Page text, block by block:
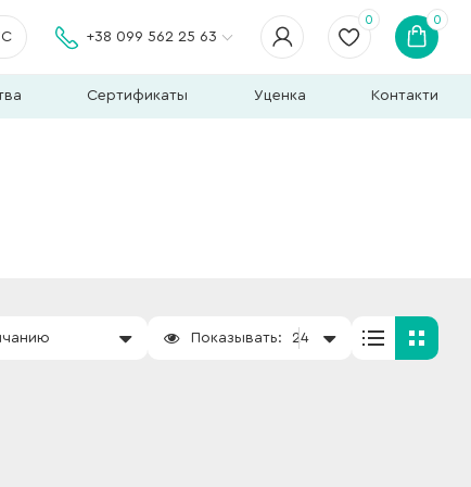
+38 099 562 25 63
0 0
Сертификаты Уценка Контакти
Показывать: 24